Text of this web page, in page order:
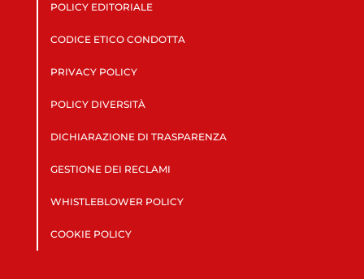
POLICY EDITORIALE
CODICE ETICO CONDOTTA
PRIVACY POLICY
POLICY DIVERSITÀ
DICHIARAZIONE DI TRASPARENZA
GESTIONE DEI RECLAMI
WHISTLEBLOWER POLICY
COOKIE POLICY